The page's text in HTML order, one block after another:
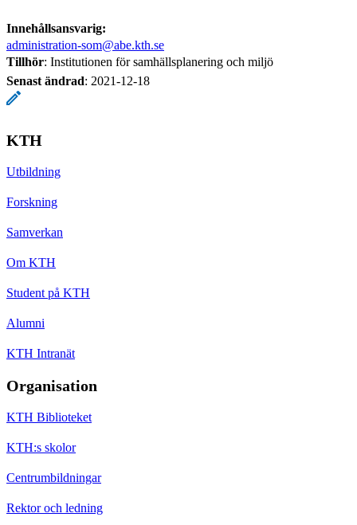
Innehållsansvarig:
administration-som@abe.kth.se
Tillhör: Institutionen för samhällsplanering och miljö
Senast ändrad: 2021-12-18
KTH
Utbildning
Forskning
Samverkan
Om KTH
Student på KTH
Alumni
KTH Intranät
Organisation
KTH Biblioteket
KTH:s skolor
Centrumbildningar
Rektor och ledning